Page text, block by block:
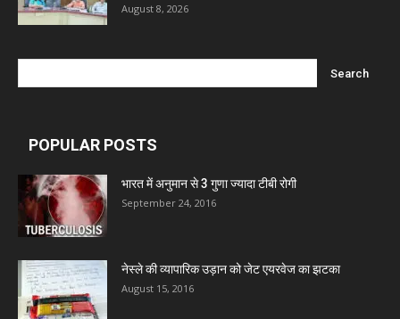
Wamika Pharmaceuticals Pvt. Ltd.
Leeford Healthcare Ltd
Admac Group Companies
Deep Shree Pharmaceuticals
August 8, 2026
POPULAR POSTS
भारत में अनुमान से 3 गुणा ज्यादा टीबी रोगी
September 24, 2016
नेस्ले की व्यापारिक उड़ान को जेट एयरवेज का झटका
August 15, 2016